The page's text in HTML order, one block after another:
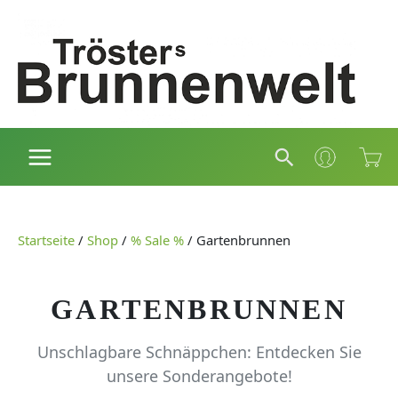
springen
Suchen
Startseite / Shop / % Sale % / Gartenbrunnen
GARTENBRUNNEN
Unschlagbare Schnäppchen: Entdecken Sie
unsere Sonderangebote!